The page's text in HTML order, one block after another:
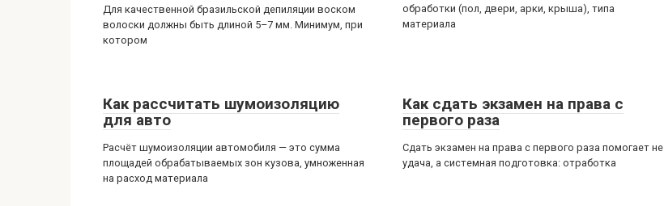
Для качественной бразильской депиляции воском
волоски должны быть длиной 5–7 мм. Минимум, при
котором
обработки (пол, двери, арки, крыша), типа
материала
Как рассчитать шумоизоляцию
для авто
Расчёт шумоизоляции автомобиля — это сумма
площадей обрабатываемых зон кузова, умноженная
на расход материала
Как сдать экзамен на права с
первого раза
Сдать экзамен на права с первого раза помогает не
удача, а системная подготовка: отработка